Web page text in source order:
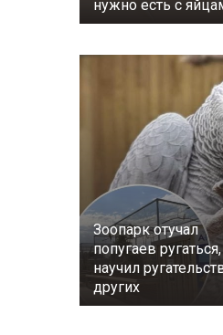
нужно есть с
Зоопарк отучал
попугаев
научил
других